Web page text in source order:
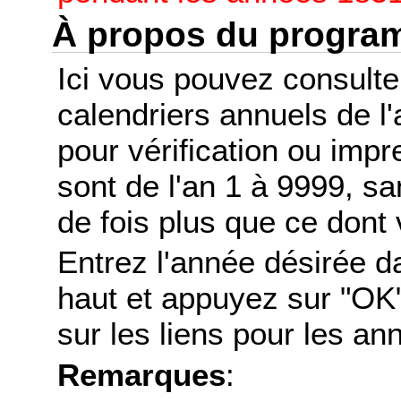
À propos du
Ici vous pouvez
calendriers annuels de
pour vérification ou
sont de l'an 1 à 9999,
de fois plus que ce dont
Entrez l'année désirée
haut et appuyez sur
sur les liens pour les
Remarques: